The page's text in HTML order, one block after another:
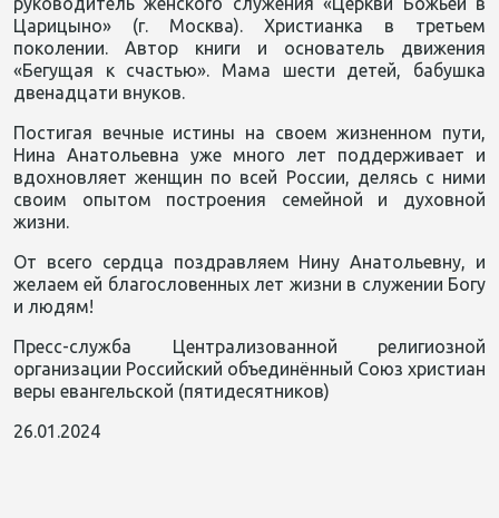
Царицыно» (г. Москва). Христианка в третьем
поколении. Автор книги и основатель движения
«Бегущая к счастью». Мама шести детей, бабушка
двенадцати внуков.
Постигая вечные истины на своем жизненном пути,
Нина Анатольевна уже много лет поддерживает и
вдохновляет женщин по всей России, делясь с ними
своим опытом построения семейной и духовной
жизни.
От всего сердца поздравляем Нину Анатольевну, и
желаем ей благословенных лет жизни в служении Богу
и людям!
Пресс-служба Централизованной религиозной
организации Российский объединённый Союз христиан
веры евангельской (пятидесятников)
26.01.2024